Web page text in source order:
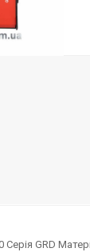
GRD